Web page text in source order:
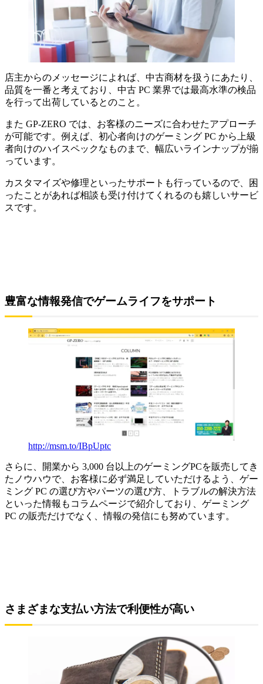
店主からのメッセージによれば、中古商材を扱うにあたり、
品質を一番と考えており、中古 PC 業界では最高水準の検品
を行って出荷しているとのこと。
また GP-ZERO では、お客様のニーズに合わせたアプローチ
が可能です。例えば、初心者向けのゲーミング PC から上級
者向けのハイスペックなものまで、幅広いラインナップが揃
っています。
カスタマイズや修理といったサポートも行っているので、困
ったことがあれば相談も受け付けてくれるのも嬉しいサービ
スです。
豊富な情報発信でゲームライフをサポート
http://msm.to/IBpUptc
さらに、開業から 3,000 台以上のゲーミングPCを販売してき
たノウハウで、お客様に必ず満足していただけるよう、ゲー
ミング PC の選び方やパーツの選び方、トラブルの解決方法
といった情報もコラムページで紹介しており、ゲーミング
PC の販売だけでなく、情報の発信にも努めています。
さまざまな支払い方法で利便性が高い